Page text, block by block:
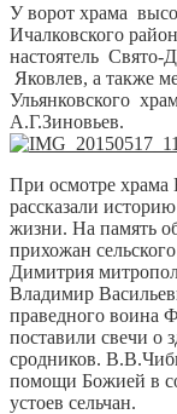
У ворот храма
Ичалковского
настоятель Свято-
Яковлев, а также
Ульянковского
А.Г.Зиновьев.
При осмотре храма
рассказали
жизни. На память
прихожан
Димитрия
Владимир
праведного воина
поставили свечи о
сродников.
помощи Божией в
устоев сельчан.